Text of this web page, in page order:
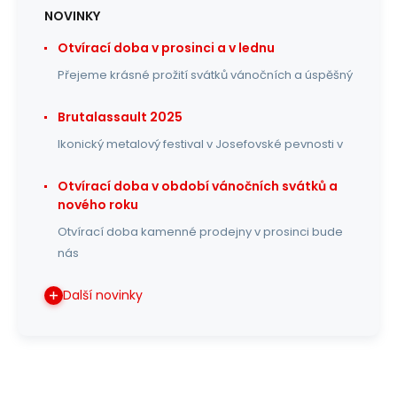
NOVINKY
Otvírací doba v prosinci a v lednu
Přejeme krásné prožití svátků vánočních a úspěšný
Brutalassault 2025
Ikonický metalový festival v Josefovské pevnosti v
Otvírací doba v období vánočních svátků a
nového roku
Otvírací doba kamenné prodejny v prosinci bude
nás
Další novinky